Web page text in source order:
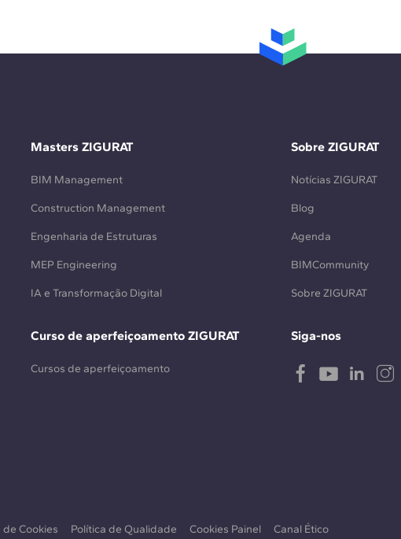
Masters ZIGURAT
BIM Management
Construction Management
Engenharia de Estruturas
MEP Engineering
IA e Transformação Digital
Curso de aperfeiçoamento ZIGURAT
Cursos de aperfeiçoamento
Sobre ZIGURAT
Notícias ZIGURAT
Blog
Agenda
BIMCommunity
Sobre ZIGURAT
Siga-nos
de Cookies Política de Qualidade Cookies Painel Canal Ético